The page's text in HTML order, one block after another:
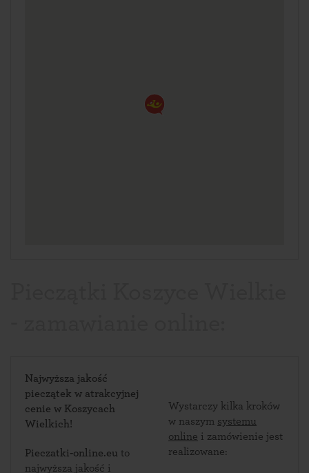
Najwyższa jakość
pieczątek w atrakcyjnej
cenie w Koszycach
Wielkich!
Pieczatki-online.eu to
najwyższa jakość i
Wystarczy kilka kroków
w naszym systemu
online i zamówienie jest
realizowane: